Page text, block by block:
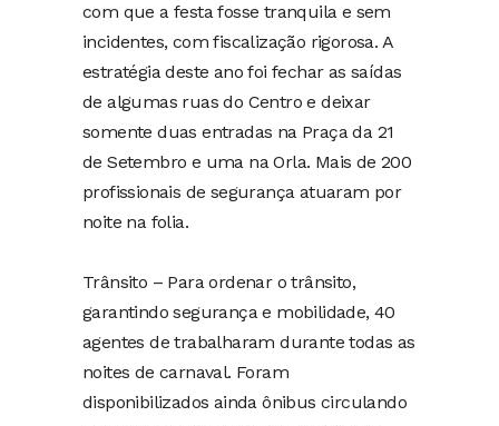
com que a festa fosse tranquila e sem
incidentes, com fiscalização rigorosa. A
estratégia deste ano foi fechar as saídas
de algumas ruas do Centro e deixar
somente duas entradas na Praça da 21
de Setembro e uma na Orla. Mais de 200
profissionais de segurança atuaram por
noite na folia.
Trânsito – Para ordenar o trânsito,
garantindo segurança e mobilidade, 40
agentes de trabalharam durante todas as
noites de carnaval. Foram
disponibilizados ainda ônibus circulando